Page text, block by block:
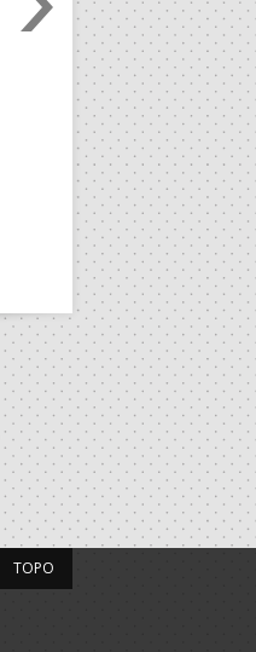
TOUR: VRT/LEMAR
TÍTULO INÉDITO
Formação de Leiria superou o
shoot-out e sagrou-se
primeira vez; Associação
primeiro desaire mas
no quadro feminino, num dia
descidas e as vagas para o
TOPO